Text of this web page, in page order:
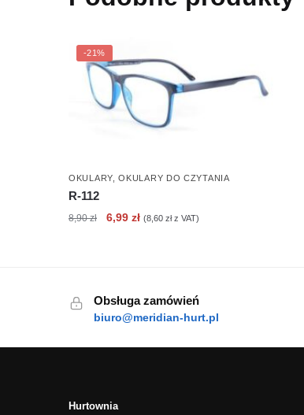
-21%
OKULARY,OKULARY DO CZYTANIA
R-112
8,90zł
Pierwotna
6,99złAktualna
(8,60złz VAT)
Obsługa zamówień
biuro@meridian-hurt.pl
Hurtownia